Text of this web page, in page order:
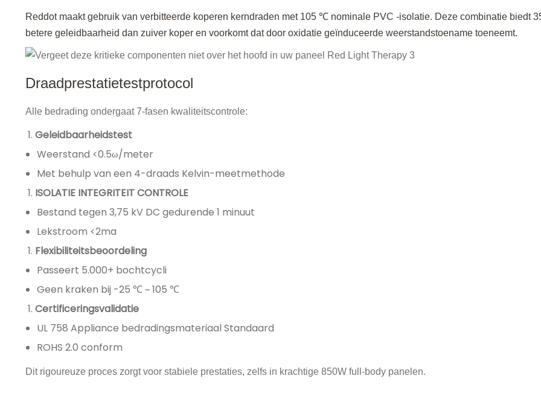
Reddot maakt gebruik van verbitteerde koperen kerndraden met 105 ℃ nominale PVC -isolatie. Deze combinatie biedt
betere geleidbaarheid dan zuiver koper en voorkomt dat door oxidatie geïnduceerde weerstandstoename toeneemt.
Draadprestatietestprotocol
Alle bedrading ondergaat 7-fasen kwaliteitscontrole:
Geleidbaarheidstest
Weerstand <0.5ω/meter
Met behulp van een 4-draads Kelvin-meetmethode
ISOLATIE INTEGRITEIT CONTROLE
Bestand tegen 3,75 kV DC gedurende 1 minuut
Lekstroom <2ma
Flexibiliteitsbeoordeling
Passeert 5.000+ bochtcycli
Geen kraken bij -25 ℃ ~ 105 ℃
Certificeringsvalidatie
UL 758 Appliance bedradingsmateriaal Standaard
ROHS 2.0 conform
Dit rigoureuze proces zorgt voor stabiele prestaties, zelfs in krachtige 850W full-body panelen.